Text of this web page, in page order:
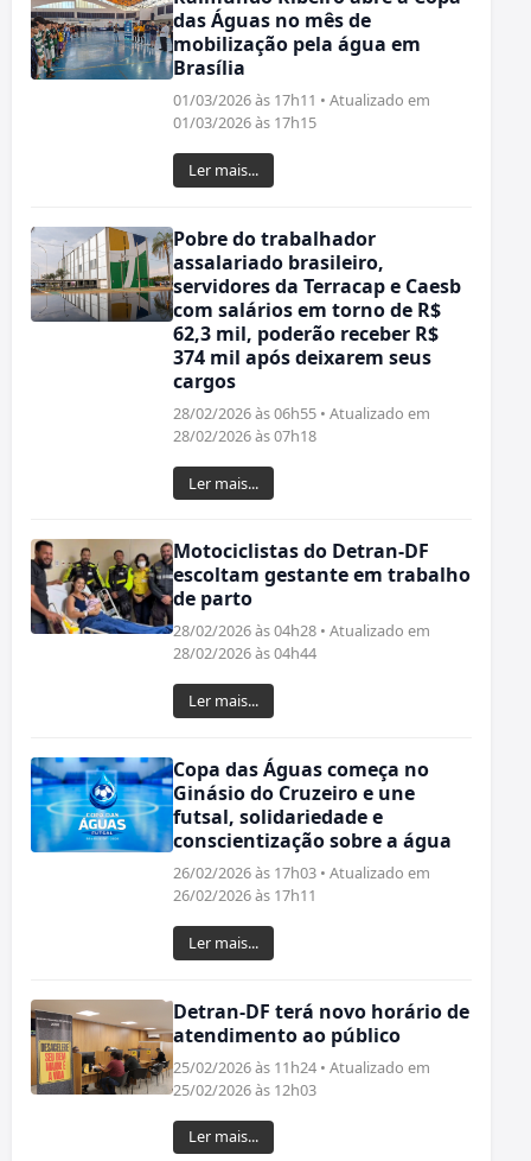
das Águas no mês de
mobilização pela água em
Brasília
01/03/2026 às 17h11 • Atualizado em
01/03/2026 às 17h15
Ler mais...
Pobre do trabalhador
assalariado brasileiro,
servidores da Terracap e Caesb
com salários em torno de R$
62,3 mil, poderão receber R$
374 mil após deixarem seus
cargos
28/02/2026 às 06h55 • Atualizado em
28/02/2026 às 07h18
Ler mais...
Motociclistas do Detran-DF
escoltam gestante em trabalho
de parto
28/02/2026 às 04h28 • Atualizado em
28/02/2026 às 04h44
Ler mais...
Copa das Águas começa no
Ginásio do Cruzeiro e une
futsal, solidariedade e
conscientização sobre a água
26/02/2026 às 17h03 • Atualizado em
26/02/2026 às 17h11
Ler mais...
Detran-DF terá novo horário de
atendimento ao público
25/02/2026 às 11h24 • Atualizado em
25/02/2026 às 12h03
Ler mais...